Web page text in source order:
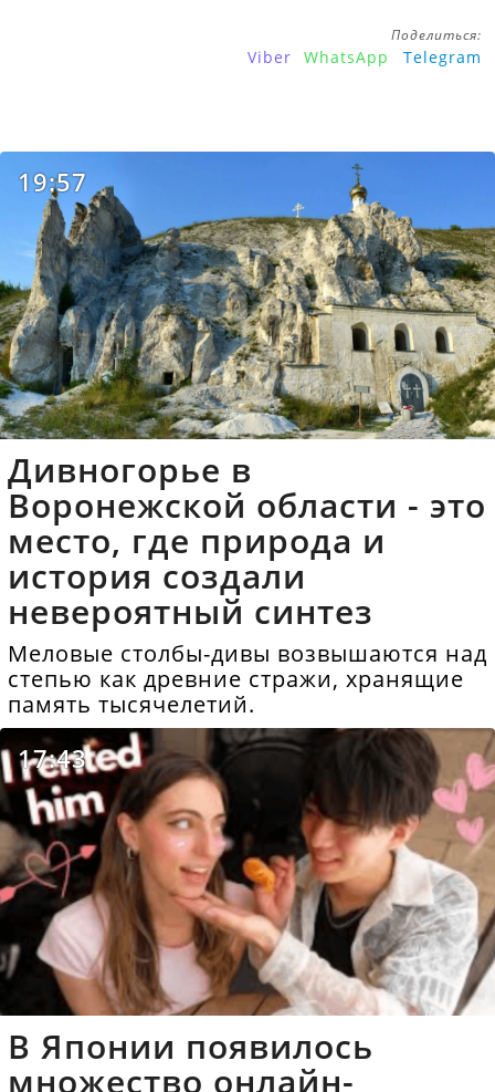
Поделиться:
Viber WhatsApp Telegram
19:57
Дивногорье в
Воронежской области - это
место, где природа и
история создали
невероятный синтез
Меловые столбы-дивы возвышаются над
степью как древние стражи, хранящие
память тысячелетий.
17:43
В Японии появилось
множество онлайн-